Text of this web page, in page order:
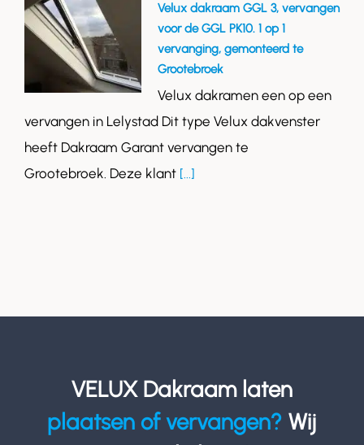
Velux dakraam GGL 3, vervangen
voor de GGL PK10. 1 op 1
vervanging, gemonteerd te
Grootebroek
Velux dakramen een op een
vervangen in Lelystad Dit type Velux dakvenster
heeft Dakraam Garant vervangen te
Grootebroek. Deze klant [...]
VELUX Dakraam laten
plaatsen of vervangen? Wij